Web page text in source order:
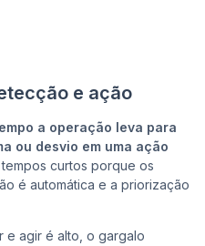
e ação
a operação leva para
ou desvio em uma ação
curtos porque os
é automática e a priorização
e agir é alto, o gargalo